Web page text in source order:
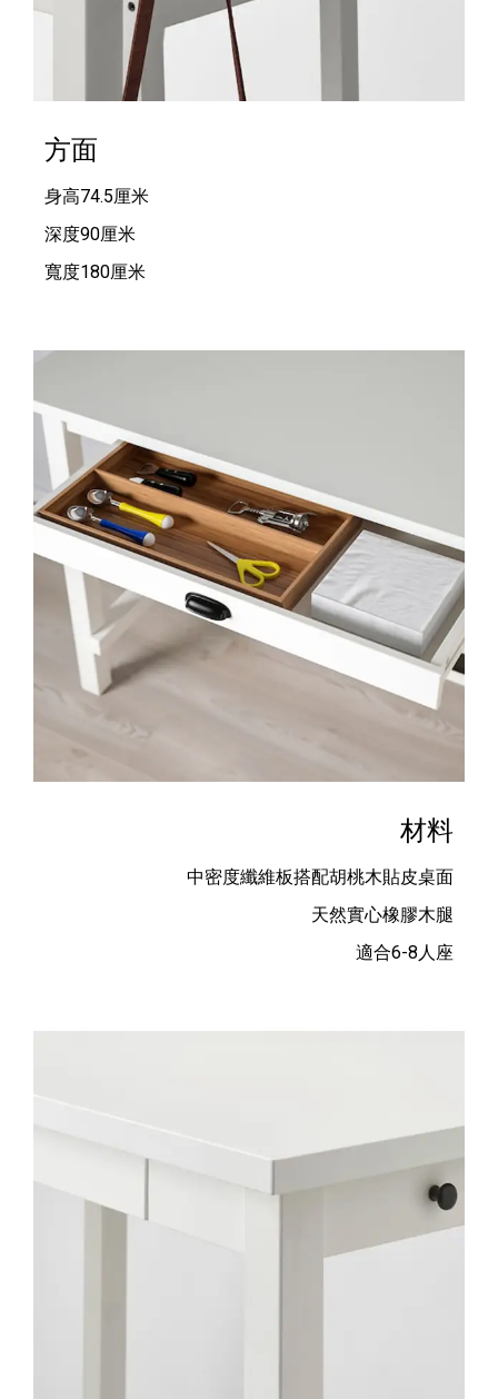
方面
身高74.5厘米
深度90厘米
寬度180厘米
材料
中密度纖維板搭配胡桃木貼皮桌面
天然實心橡膠木腿
適合6-8人座